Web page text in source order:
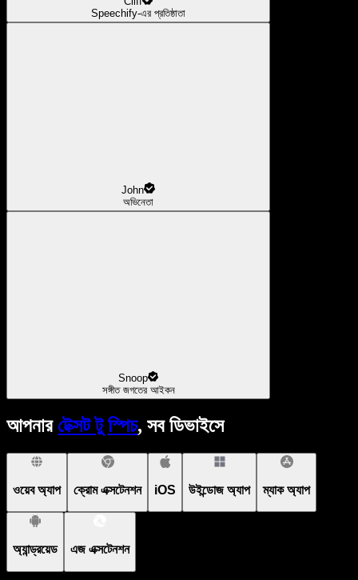
Speechify-এর প্রতিষ্ঠাতা
John
অভিনেতা
Snoop
সঙ্গীত জগতের আইকন
আপনার টেক্সট টু স্পিচ, সব ডিভাইসে
ওয়েব অ্যাপ ক্রোম এক্সটেনশন iOS উইন্ডোজ অ্যাপ ম্যাক অ্যাপ
অ্যান্ড্রয়েড এজ এক্সটেনশন